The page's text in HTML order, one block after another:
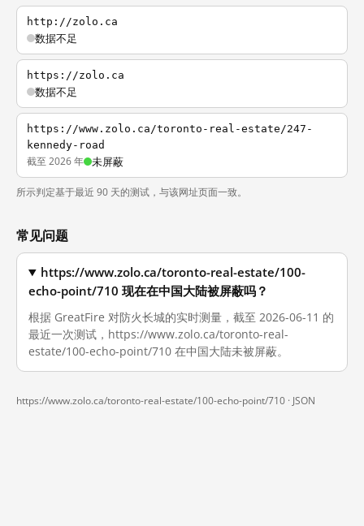
http://zolo.ca
数据不足
https://zolo.ca
数据不足
https://www.zolo.ca/toronto-real-estate/247-
kennedy-road
截至 2026 年 未屏蔽
所示判定基于最近 90 天的测试，与该网址页面一致。
常见问题
https://www.zolo.ca/toronto-real-estate/100-
echo-point/710 现在在中国大陆被屏蔽吗？
根据 GreatFire 对防火长城的实时测量，截至 2026-06-11 的
最近一次测试，https://www.zolo.ca/toronto-real-
estate/100-echo-point/710 在中国大陆未被屏蔽。
https://www.zolo.ca/toronto-real-estate/100-echo-point/710 · JSON